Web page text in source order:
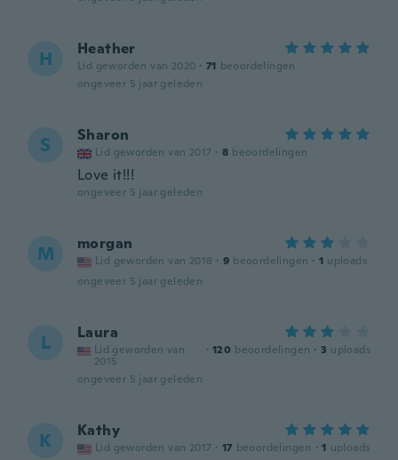
H Heather
Lid geworden van 2020 · 71 beoordelingen
ongeveer 5 jaar geleden
S Sharon
Lid geworden van 2017 · 8 beoordelingen
Love it!!!
ongeveer 5 jaar geleden
M morgan
Lid geworden van 2018 · 9 beoordelingen · 1 uploads
ongeveer 5 jaar geleden
L Laura
Lid geworden van
2015
· 120 beoordelingen · 3 uploads
ongeveer 5 jaar geleden
K Kathy
Lid geworden van 2017 · 17 beoordelingen · 1 uploads